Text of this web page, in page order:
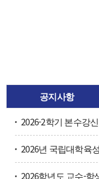
공지사항
2026-2학기 본수강
2026학년도 교수-학